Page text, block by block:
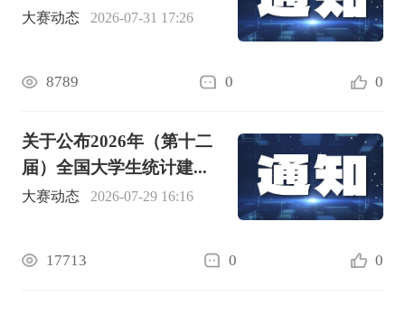
大赛动态 2026-07-31 17:26
8789 0 0
关于公布2026年（第十二
届）全国大学生统计建...
大赛动态 2026-07-29 16:16
17713 0 0